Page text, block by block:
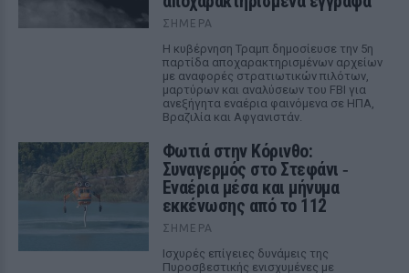
ΣΉΜΕΡΑ
Η κυβέρνηση Τραμπ δημοσίευσε την 5η
παρτίδα αποχαρακτηρισμένων αρχείων
με αναφορές στρατιωτικών πιλότων,
μαρτύρων και αναλύσεων του FBI για
ανεξήγητα εναέρια φαινόμενα σε ΗΠΑ,
Βραζιλία και Αφγανιστάν.
Φωτιά στην Κόρινθο:
Συναγερμός στο Στεφάνι ‑
Εναέρια μέσα και μήνυμα
εκκένωσης από το 112
ΣΉΜΕΡΑ
Ισχυρές επίγειες δυνάμεις της
Πυροσβεστικής ενισχυμένες με